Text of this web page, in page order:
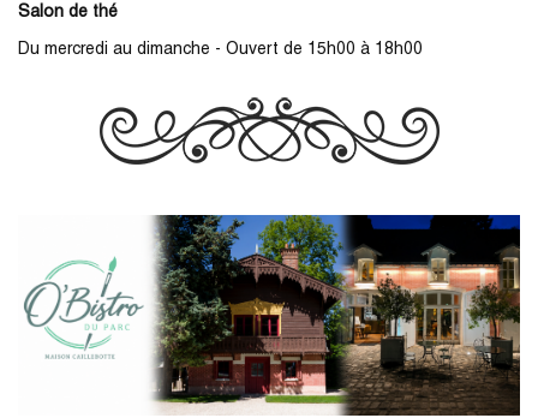
Salon de thé
Du mercredi au dimanche - Ouvert de 15h00 à 18h00